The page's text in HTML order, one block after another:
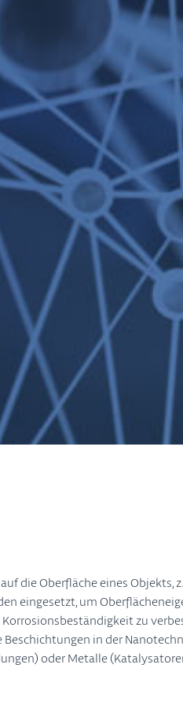
die Oberfläche eines Objekts,
eingesetzt, um
zu
in der
oder Metalle